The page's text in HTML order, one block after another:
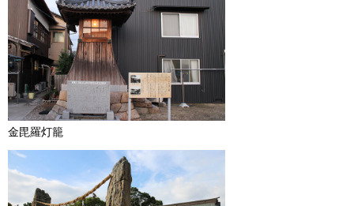
金毘羅灯籠